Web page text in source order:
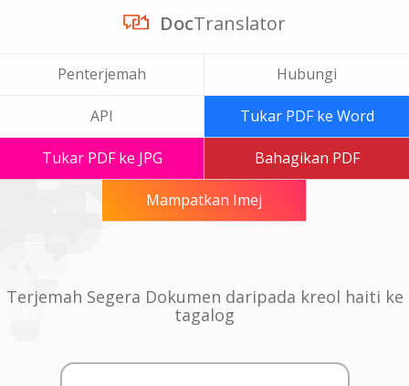
DocTranslator
Penterjemah Hubungi
API Tukar PDF ke Word
Tukar PDF ke JPG Bahagikan PDF
Mampatkan Imej
Terjemah Segera Dokumen daripada kreol haiti ke
tagalog